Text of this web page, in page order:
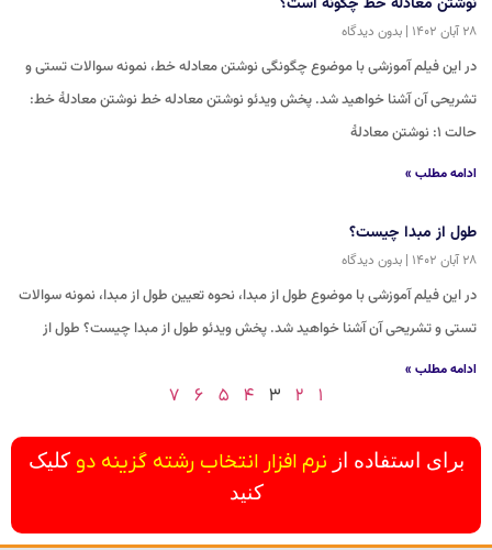
۲۸ آبان ۱۴۰۲ بدون دیدگاه
در این فیلم آموزشی با موضوع چگونگی نوشتن معادله خط، نمونه سوالات تستی و
تشریحی آن آشنا خواهید شد. پخش ویدئو نوشتن معادله خط نوشتن معادلۀ خط:
حالت ۱: نوشتن معادلۀ
ادامه مطلب »
طول از مبدا چیست؟
۲۸ آبان ۱۴۰۲ بدون دیدگاه
در این فیلم آموزشی با موضوع طول از مبدا، نحوه تعیین طول از مبدا، نمونه سوالات
تستی و تشریحی آن آشنا خواهید شد. پخش ویدئو طول از مبدا چیست؟ طول از
ادامه مطلب »
۱ ۲ ۳ ۴ ۵ ۶ ۷
برای استفاده از نرم افزار انتخاب رشته گزینه دو کلیک
کنید